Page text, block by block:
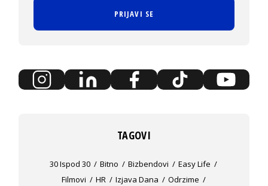
PRIJAVI SE
TAGOVI
30 Ispod 30 Bitno Bizbendovi
Easy Life
Filmovi
HR Izjava Dana
Odrzime